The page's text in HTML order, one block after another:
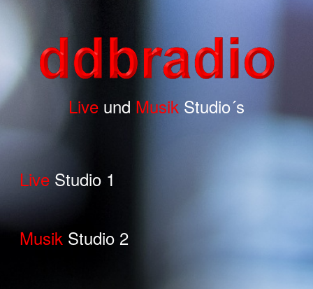
Live und Musik Studio´s
Live Studio 1
Musik Studio 2